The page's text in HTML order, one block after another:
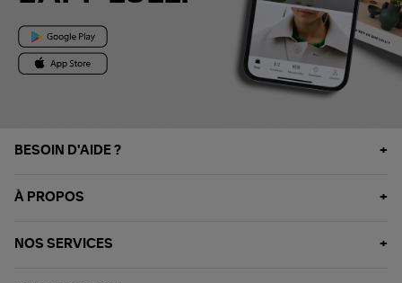
BESOIN D'AIDE ?
À PROPOS
NOS SERVICES